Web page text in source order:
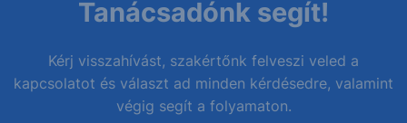
Tanácsadónk segít!
Kérj visszahívást, szakértőnk felveszi veled a
kapcsolatot és választ ad minden kérdésedre, valamint
végig segít a folyamaton.